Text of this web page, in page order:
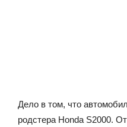
Дело в том, что
родстера Honda S2000.